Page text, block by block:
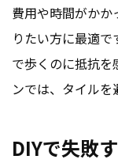
費用や時間がかか
りたい方に最適
で歩くのに抵抗
ンでは、タイルを
DIYで失敗